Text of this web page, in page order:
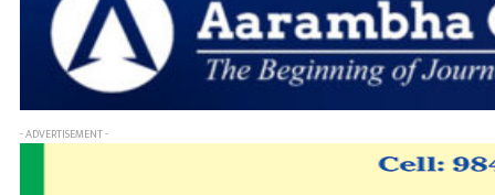
- ADVERTISEMENT -